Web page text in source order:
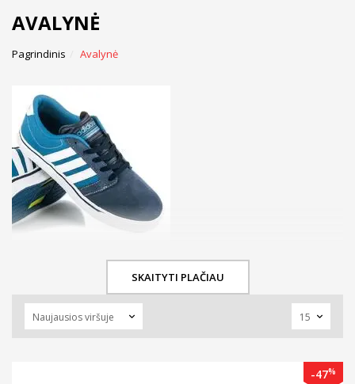
AVALYNĖ
Pagrindinis Avalynė
Su gerais batais visos kliūtys įveikiamos.
nužvelgia... batus. Taip taip, avalynė yra itin svarbi aprangos
detalė, lemianti kokį įspūdį sudarysi. Tvarkingi, nenuplyšę,
nei automobilis. Pasikaustę verslininkai taip pat dažnai atkreipia
dėmesį į avalynę ir laikrodį nei iššaukiančiai atrodantį prabangų
SKAITYTI PLAČIAU
-47%